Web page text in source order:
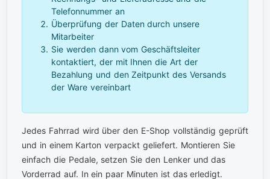
Telefonnummer an
Überprüfung der Daten durch unsere
Mitarbeiter
Sie werden dann vom Geschäftsleiter
kontaktiert, der mit Ihnen die Art der
Bezahlung und den Zeitpunkt des Versands
der Ware vereinbart
Jedes Fahrrad wird über den E-Shop vollständig geprüft
und in einem Karton verpackt geliefert. Montieren Sie
einfach die Pedale, setzen Sie den Lenker und das
Vorderrad auf. In ein paar Minuten ist das erledigt.